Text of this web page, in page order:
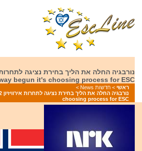
המרכזי
begun it's choosing process for ESC
ראשי > חדשות News
>
choosing process for ESC